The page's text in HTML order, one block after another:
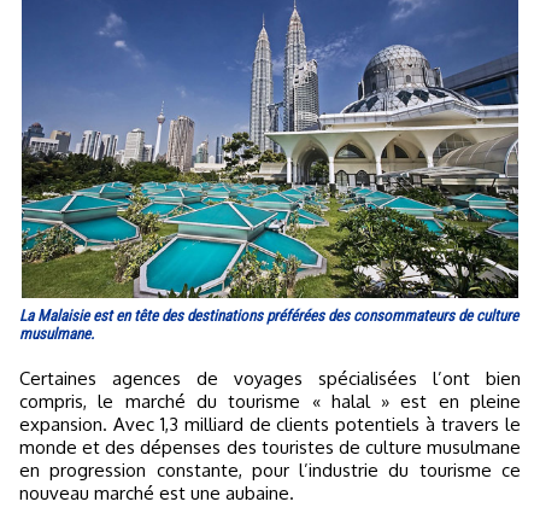
La Malaisie est en tête des destinations préférées des consommateurs de culture
musulmane.
Certaines agences de voyages spécialisées l’ont bien
compris, le marché du tourisme « halal » est en pleine
expansion. Avec 1,3 milliard de clients potentiels à travers le
monde et des dépenses des touristes de culture musulmane
en progression constante, pour l’industrie du tourisme ce
nouveau marché est une aubaine.